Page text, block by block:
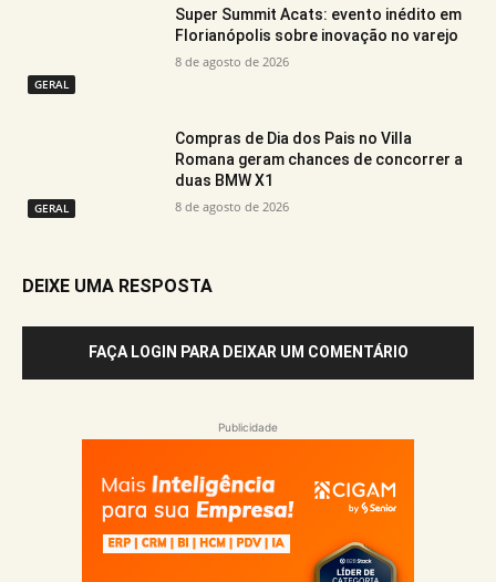
GERAL
Super Summit Acats: evento inédito em
Florianópolis sobre inovação no varejo
8 de agosto de 2026
GERAL
Compras de Dia dos Pais no Villa
Romana geram chances de concorrer a
duas BMW X1
8 de agosto de 2026
DEIXE UMA RESPOSTA
FAÇA LOGIN PARA DEIXAR UM COMENTÁRIO
Publicidade